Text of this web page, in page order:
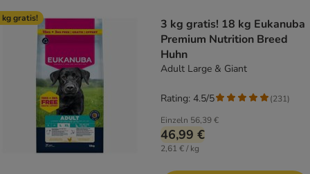
product items have been changed
kg gratis!
3 kg gratis! 18 kg Eukanuba
Premium Nutrition Breed
Huhn
Adult Large & Giant
Einzeln 56,39 €
46,99 €
2,61 € / kg
Rating: 4.5/5 (231)